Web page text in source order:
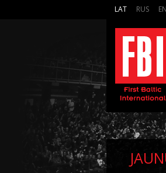
LAT RUS